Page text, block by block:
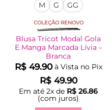
M G GG
COLEÇÃO RENOVO
Blusa Tricot Modal Gola
E Manga Marcada Lívia –
Branca
R$49.90 à Vista no Pix
R$49.90
Em até 2x de R$ 26.86
(com juros)